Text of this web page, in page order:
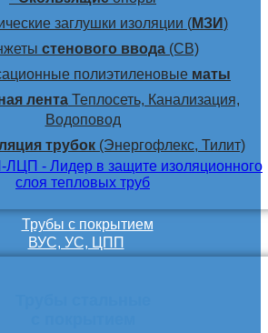
заглушки изоляции (МЗИ)
стенового ввода (СВ)
полиэтиленовые маты
лентаТеплосеть, Канализация,
Водоповод
трубок (Энергофлекс, Тилит)
Трубы с покрытием
ВУС, УС, ЦПП